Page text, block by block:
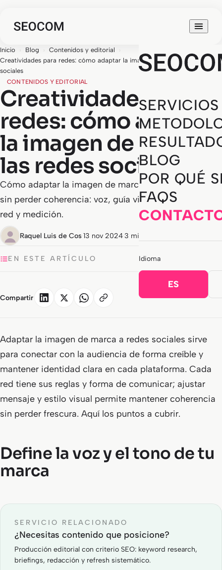
SERVICIOS
BLOG
POR QUÉ
FAQS
Idioma
ES
Inicio › Blog › Contenidos y editorial
›
Creatividades para redes: cómo adaptar la imagen de marca a las redes
sociales
CONTENIDOS Y EDITORIAL
Creatividades para
redes: cómo adaptar
la imagen de marca a
las redes sociales
Cómo adaptar la imagen de marca a redes sociales
sin perder coherencia: voz, guía visual, formatos por
red y medición.
Raquel Luis de Cos·13 nov 2024·3 min de lectura
EN ESTE ARTÍCULO
Compartir
Adaptar la imagen de marca a redes sociales sirve
para conectar con la audiencia de forma creíble y
mantener identidad clara en cada plataforma. Cada
red tiene sus reglas y forma de comunicar; ajustar
mensaje y estilo visual permite mantener coherencia
sin perder frescura. Aquí los puntos a cubrir.
Define la voz y el tono de tu
marca
SERVICIO RELACIONADO
¿Necesitas contenido que posicione?
Producción editorial con criterio SEO: keyword research,
briefings, redacción y refresh sistemático.